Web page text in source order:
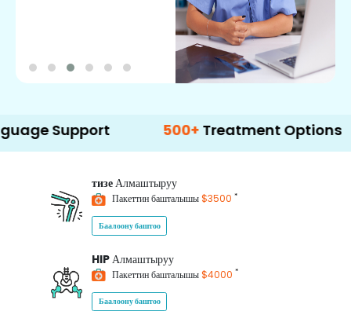
500+ Treatment Options
тизеАлмаштыруу
Пакеттин башталышы$3500 *
Баалоону баштоо
HIPАлмаштыруу
Пакеттин башталышы$4000 *
Баалоону баштоо